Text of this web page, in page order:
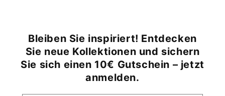
Bleiben Sie inspiriert! Entdecken
Sie neue Kollektionen und sichern
Sie sich einen 10€ Gutschein – jetzt
anmelden.